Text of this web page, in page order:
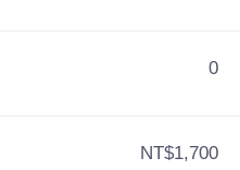
0
NT$1,700